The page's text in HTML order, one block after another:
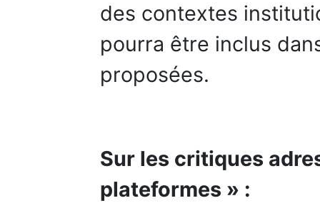
des contextes
pourra être inclus
proposées.
Sur les critiques
plateformes » :